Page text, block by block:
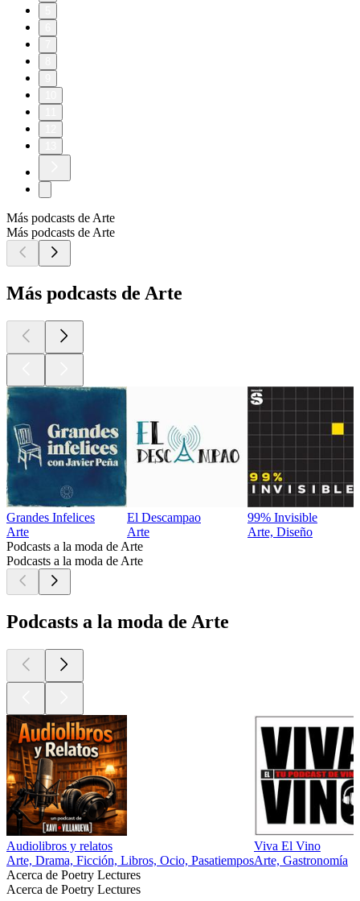
Más podcasts de Arte
Más podcasts de Arte
Más podcasts de Arte
Grandes Infelices
Arte
El Descampao
Arte
99% Invisible
Arte, Diseño
Podcasts a la moda de Arte
Podcasts a la moda de Arte
Podcasts a la moda de Arte
Audiolibros y relatos
Arte, Drama, Ficción, Libros, Ocio, Pasatiempos
Viva El Vino
Arte, Gastronomía
Acerca de Poetry Lectures
Acerca de Poetry Lectures